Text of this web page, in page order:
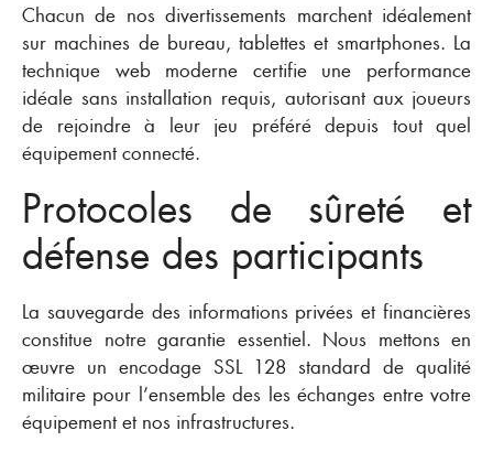
Chacun de nos divertissements marchent idéalement
sur machines de bureau, tablettes et smartphones. La
technique web moderne certifie une performance
idéale sans installation requis, autorisant aux joueurs
de rejoindre à leur jeu préféré depuis tout quel
équipement connecté.
Protocoles de sûreté et
défense des participants
La sauvegarde des informations privées et financières
constitue notre garantie essentiel. Nous mettons en
œuvre un encodage SSL 128 standard de qualité
militaire pour l’ensemble des les échanges entre votre
équipement et nos infrastructures.